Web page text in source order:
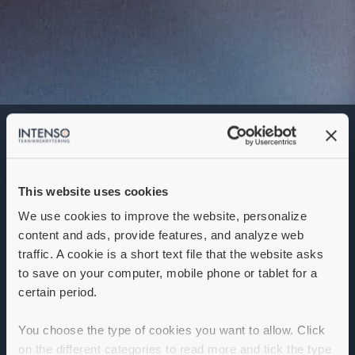
This website uses cookies
We use cookies to improve the website, personalize
content and ads, provide features, and analyze web
traffic. A cookie is a short text file that the website asks
to save on your computer, mobile phone or tablet for a
certain period.
You choose the type of cookies you want to allow. Click
on the different categories to read more and tick the type
Elektronikingenjör /
Supportingenjör
Denna annons går inte längre att söka. Se